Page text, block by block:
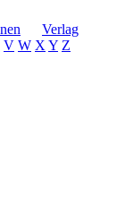
Verlag
V W X Y Z